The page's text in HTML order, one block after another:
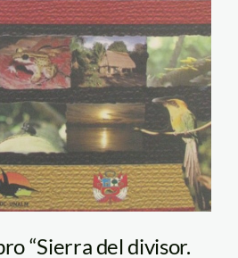
“Sierra del divisor.